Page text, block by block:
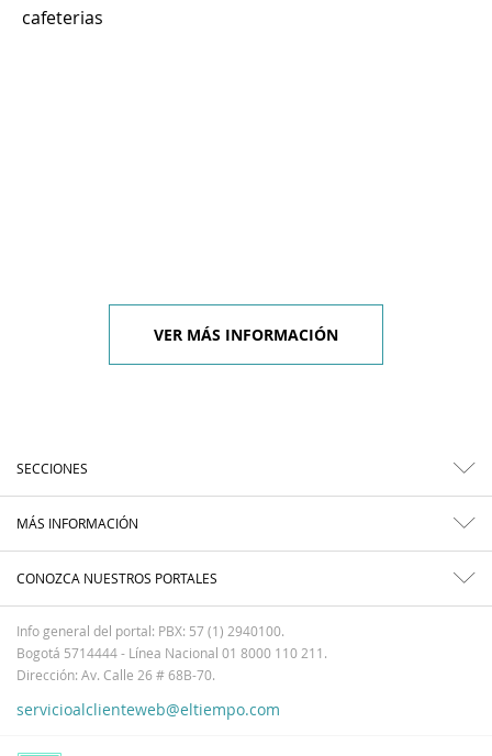
cafeterias
VER MÁS INFORMACIÓN
SECCIONES
MÁS INFORMACIÓN
CONOZCA NUESTROS PORTALES
Info general del portal: PBX: 57 (1) 2940100.
Bogotá 5714444 - Línea Nacional 01 8000 110 211.
Dirección: Av. Calle 26 # 68B-70.
servicioalclienteweb@eltiempo.com